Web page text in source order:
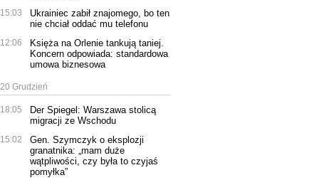
15:03
Ukrainiec zabił znajomego, bo ten
nie chciał oddać mu telefonu
12:06
Księża na Orlenie tankują taniej.
Koncern odpowiada: standardowa
umowa biznesowa
20 Grudzień
18:05
Der Spiegel: Warszawa stolicą
migracji ze Wschodu
15:02
Gen. Szymczyk o eksplozji
granatnika: „mam duże
wątpliwości, czy była to czyjaś
pomyłka”